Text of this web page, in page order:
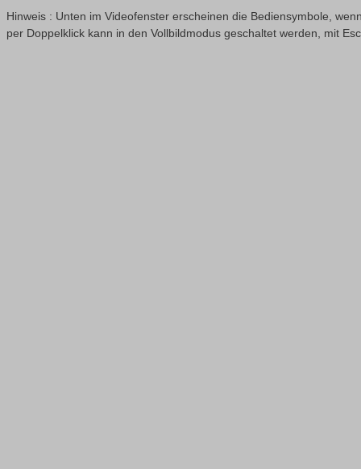
Hinweis : Unten im Videofenster erscheinen die Bediensymbole,
per Doppelklick kann in den Vollbildmodus geschaltet werden, mit